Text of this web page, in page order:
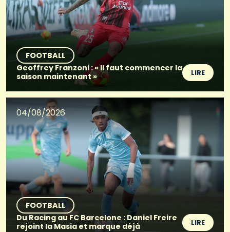
FOOTBALL
Geoffrey Franzoni : « Il faut commencer la
saison maintenant »
LIRE
04/08/2026
FOOTBALL
Du Racing au FC Barcelone : Daniel Freire
rejoint la Masia et marque déjà
LIRE